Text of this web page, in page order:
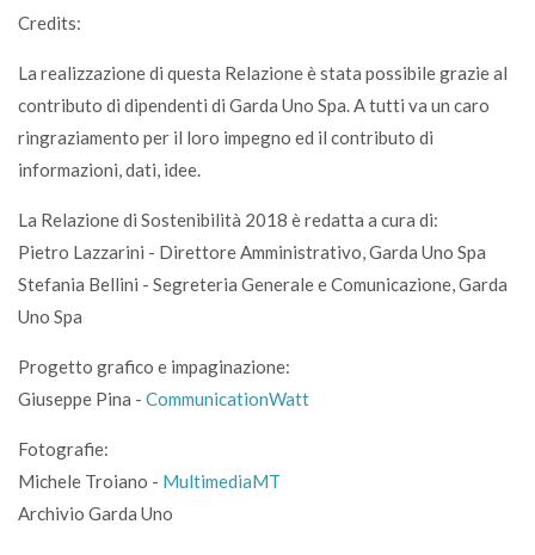
Credits:
La realizzazione di questa Relazione è stata possibile grazie al
contributo di dipendenti di Garda Uno Spa. A tutti va un caro
ringraziamento per il loro impegno ed il contributo di
informazioni, dati, idee.
La Relazione di Sostenibilità 2018 è redatta a cura di:
Pietro Lazzarini - Direttore Amministrativo, Garda Uno Spa
Stefania Bellini - Segreteria Generale e Comunicazione, Garda
Uno Spa
Progetto grafico e impaginazione:
Giuseppe Pina - CommunicationWatt
Fotografie:
Michele Troiano - MultimediaMT
Archivio Garda Uno